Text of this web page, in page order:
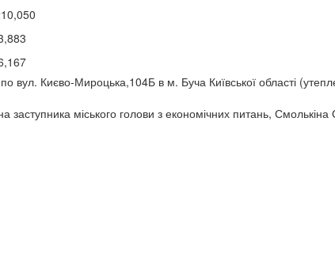
вул. Києво-Мироцька,104Б в м. Буча Київської області
міського голови з економічних питань,